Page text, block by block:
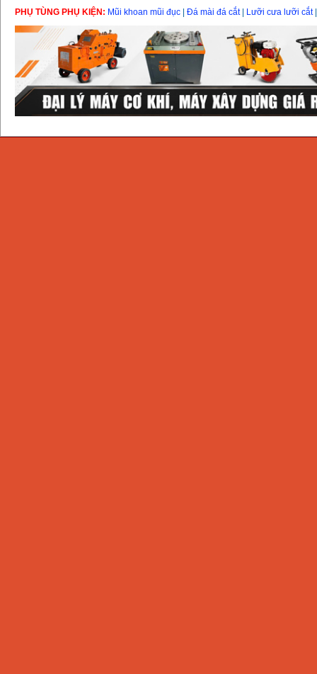
PHỤ TÙNG PHỤ KIỆN: Mũi khoan mũi đục Đá mài đá cắt| Lưỡi cưa lưỡi cắt